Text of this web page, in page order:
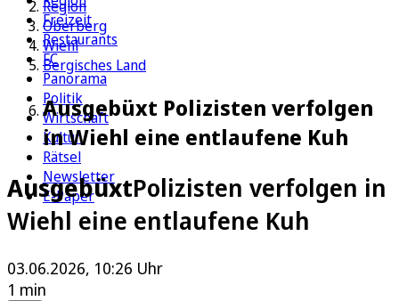
Freizeit
Restaurants
FC
Panorama
Politik
Wirtschaft
Kultur
Rätsel
Newsletter
E-Paper
Region
Oberberg
Wiehl
Bergisches Land
Ausgebüxt Polizisten verfolgen
in Wiehl eine entlaufene Kuh
AusgebüxtPolizisten verfolgen in
Wiehl eine entlaufene Kuh
03.06.2026, 10:26 Uhr
1 min